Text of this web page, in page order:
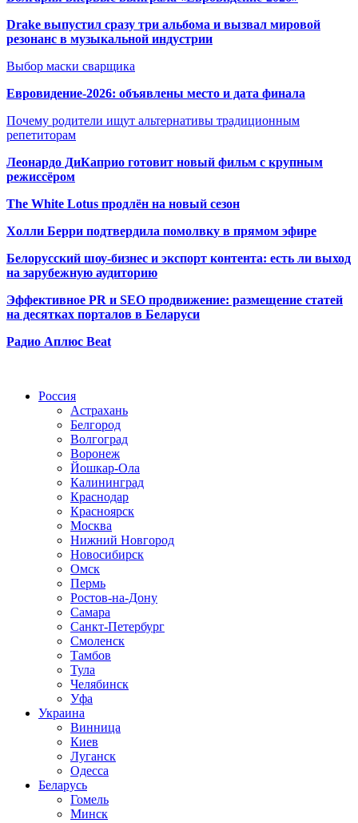
Drake выпустил сразу три альбома и вызвал мировой
резонанс в музыкальной индустрии
Выбор маски сварщика
Евровидение-2026: объявлены место и дата финала
Почему родители ищут альтернативы традиционным
репетиторам
Леонардо ДиКаприо готовит новый фильм с крупным
режиссёром
The White Lotus продлён на новый сезон
Холли Берри подтвердила помолвку в прямом эфире
Белорусский шоу-бизнес и экспорт контента: есть ли выход
на зарубежную аудиторию
Эффективное PR и SEO продвижение: размещение статей
на десятках порталов в Беларуси
Радио Аплюс Beat
Россия
Астрахань
Белгород
Волгоград
Воронеж
Йошкар-Ола
Калининград
Краснодар
Красноярск
Москва
Нижний Новгород
Новосибирск
Омск
Пермь
Ростов-на-Дону
Самара
Санкт-Петербург
Смоленск
Тамбов
Тула
Челябинск
Уфа
Украина
Винница
Киев
Луганск
Одесса
Беларусь
Гомель
Минск